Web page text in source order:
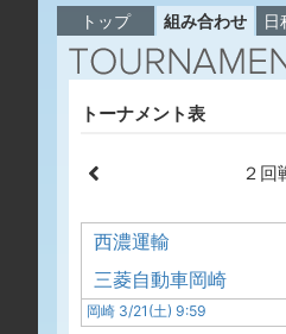
トップ 組み合わせ 日
トーナメント表
２回
西濃運輸
三菱自動車岡崎
岡崎 3/21(土) 9:59